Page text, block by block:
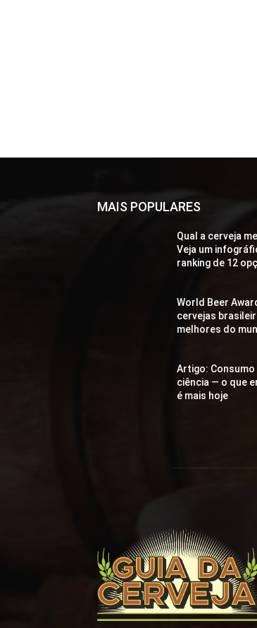
MAIS POPULARES
Qual a cerveja
Veja um
ranking de 12
World Beer
cervejas
melhores do
Artigo:
ciência — o que
é mais hoje